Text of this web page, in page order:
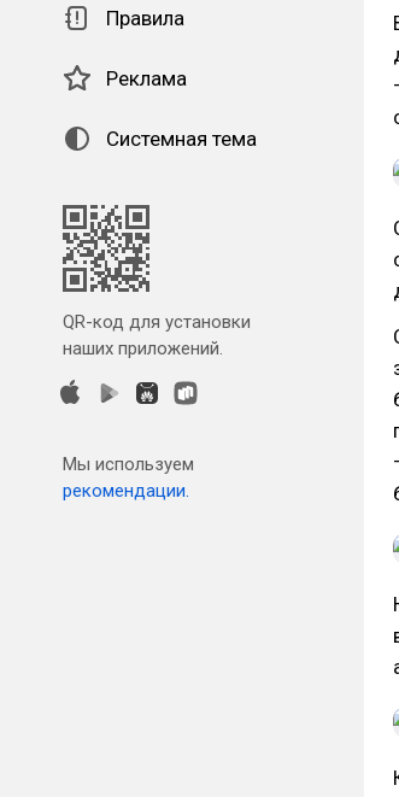
Правила
Реклама
Системная тема
QR-код для установки
наших приложений.
Мы используем
рекомендации.